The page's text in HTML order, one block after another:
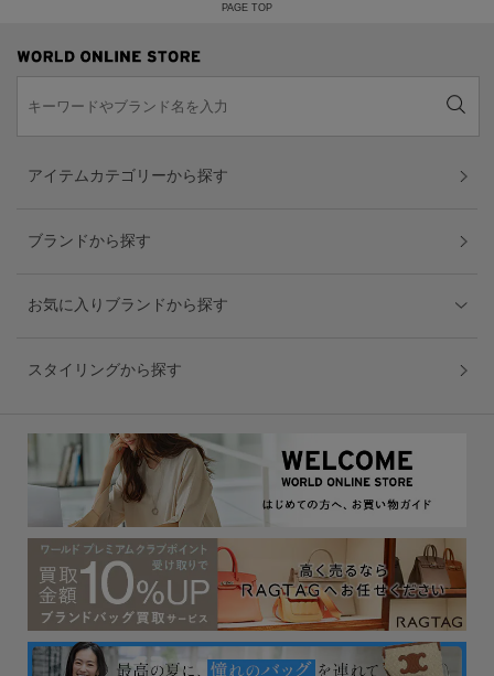
PAGE TOP
アイテムカテゴリーから探す
ブランドから探す
お気に入りブランドから探す
スタイリングから探す